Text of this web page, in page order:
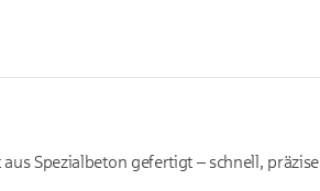
Spezialbeton gefertigt – schnell, präzise